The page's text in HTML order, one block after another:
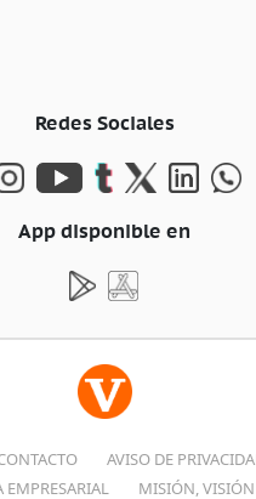
Redes Sociales
App disponible en
AVISO DE
EMPRESARIAL MISIÓN, VISIÓN